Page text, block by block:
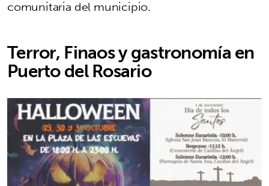
comunitaria del municipio.
Terror, Finaos y gastronomía en
Puerto del Rosario